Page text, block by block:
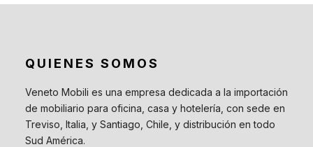
QUIENES SOMOS
Veneto Mobili es una empresa dedicada a la importación
de mobiliario para oficina, casa y hotelería, con sede en
Treviso, Italia, y Santiago, Chile, y distribución en todo
Sud América.